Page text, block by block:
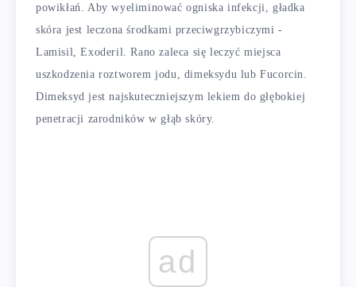
powikłań. Aby wyeliminować ogniska infekcji, gładka
skóra jest leczona środkami przeciwgrzybiczymi -
Lamisil, Exoderil. Rano zaleca się leczyć miejsca
uszkodzenia roztworem jodu, dimeksydu lub Fucorcin.
Dimeksyd jest najskuteczniejszym lekiem do głębokiej
penetracji zarodników w głąb skóry.
ad